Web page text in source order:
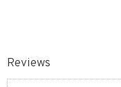
Reviews